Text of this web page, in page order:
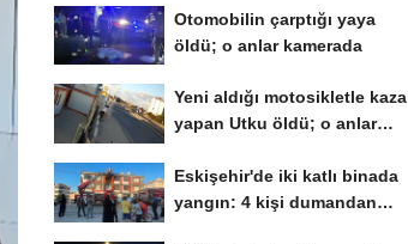
Otomobilin çarptığı yaya
öldü; o anlar kamerada
Yeni aldığı motosikletle kaza
yapan Utku öldü; o anlar
Eskişehir'de iki katlı binada
yangın: 4 kişi dumandan